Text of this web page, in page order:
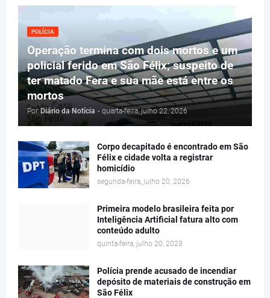
POLÍCIA
Operação termina com dois mortos e um
policial ferido em São Félix; suspeito de
ter matado Fera e sua mãe está entre os
mortos
Por Diário da Notícia - quarta-feira, julho 22, 2026
Corpo decapitado é encontrado em São
Félix e cidade volta a registrar
homicídio
segunda-feira, julho 20, 2026
Primeira modelo brasileira feita por
Inteligência Artificial fatura alto com
conteúdo adulto
quinta-feira, julho 20, 2023
Polícia prende acusado de incendiar
depósito de materiais de construção em
São Félix